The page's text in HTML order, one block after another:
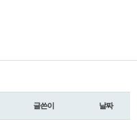
글쓴이 날짜